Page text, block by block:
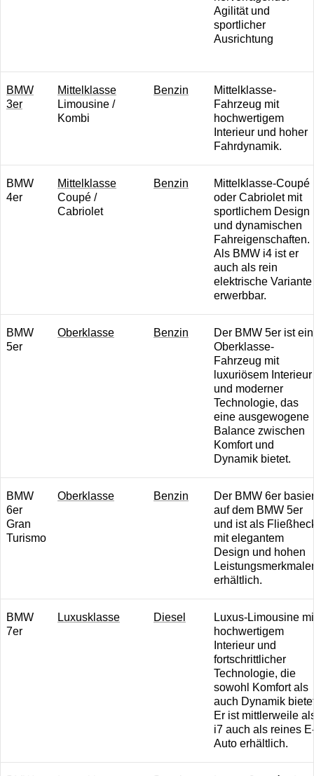
Agilität und
sportlicher
Ausrichtung
BMW
3er
M ittelklasse
Limousine /
Kombi
B enzin
Mittelklasse-
Fahrzeug mit
hochwertigem
Interieur und hoher
Fahrdynamik.
BMW
4er
M ittelklasse
Coupé /
Cabriolet
B enzin
Mittelklasse-Coupé
oder Cabriolet mit
sportlichem Design
und dynamischen
Fahreigenschaften.
Als BMW i4 ist er
auch als rein
elektrische Variante
erwerbbar.
BMW
5er
O berklasse B enzin
Der BMW 5er ist ein
Oberklasse-
Fahrzeug mit
luxuriösem Interieur
und moderner
Technologie, das
eine ausgewogene
Balance zwischen
Komfort und
Dynamik bietet.
BMW
6er
Gran
Turismo
O berklasse B enzin
Der BMW 6er
auf dem BMW 5er
und ist als
mit elegantem
Design und hohen
erhältlich.
BMW
7er
Luxusklasse Diesel
Luxus-Limousine
hochwertigem
Interieur und
fortschrittlicher
Technologie, die
sowohl Komfort als
auch Dynamik
Er ist mittlerweile
i7 auch als reines
Auto erhältlich.